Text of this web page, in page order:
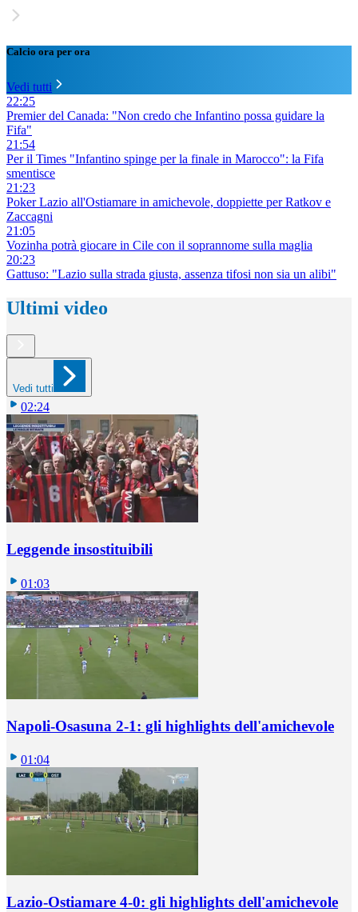
Calcio ora per ora
Vedi tutti
22:25
Premier del Canada: "Non credo che Infantino possa guidare la
Fifa"
21:54
Per il Times "Infantino spinge per la finale in Marocco": la Fifa
smentisce
21:23
Poker Lazio all'Ostiamare in amichevole, doppiette per Ratkov e
Zaccagni
21:05
Vozinha potrà giocare in Cile con il soprannome sulla maglia
20:23
Gattuso: "Lazio sulla strada giusta, assenza tifosi non sia un alibi"
Ultimi video
Vedi tutti
02:24
Leggende insostituibili
01:03
Napoli-Osasuna 2-1: gli highlights dell'amichevole
01:04
Lazio-Ostiamare 4-0: gli highlights dell'amichevole